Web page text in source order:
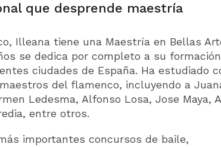
que desprende maestría
Illeana tiene una Maestría en Bellas
se dedica por completo a su formación
ciudades de España. Ha estudiado
del flamenco, incluyendo a
Ledesma, Alfonso Losa, Jose Maya,
entre otros.
importantes concursos de baile,